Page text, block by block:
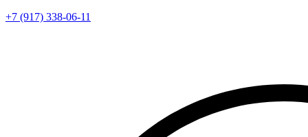
+7 (917) 338-06-11